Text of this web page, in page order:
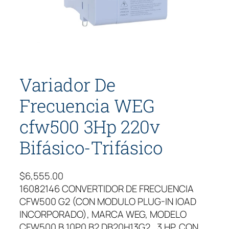
Variador De
Frecuencia WEG
cfw500 3Hp 220v
Bifásico-Trifásico
$6,555.00
16082146 CONVERTIDOR DE FRECUENCIA
CFW500 G2 (CON MODULO PLUG-IN IOAD
INCORPORADO), MARCA WEG, MODELO